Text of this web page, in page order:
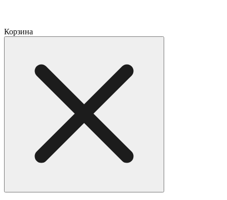
Корзина